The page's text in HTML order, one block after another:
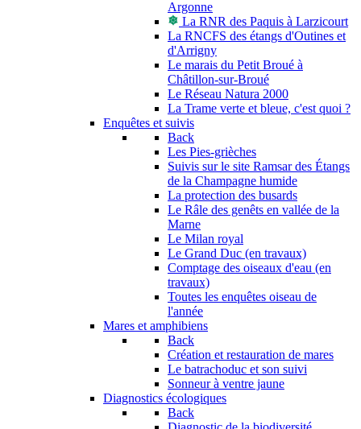
Argonne
La RNR des Paquis à Larzicourt
La RNCFS des étangs d'Outines et
d'Arrigny
Le marais du Petit Broué à
Châtillon-sur-Broué
Le Réseau Natura 2000
La Trame verte et bleue, c'est quoi ?
Enquêtes et suivis
Back
Les Pies-grièches
Suivis sur le site Ramsar des Étangs
de la Champagne humide
La protection des busards
Le Râle des genêts en vallée de la
Marne
Le Milan royal
Le Grand Duc (en travaux)
Comptage des oiseaux d'eau (en
travaux)
Toutes les enquêtes oiseau de
l'année
Mares et amphibiens
Back
Création et restauration de mares
Le batrachoduc et son suivi
Sonneur à ventre jaune
Diagnostics écologiques
Back